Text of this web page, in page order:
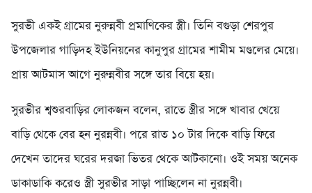
সুরভী একই গ্রামের নুরুন্নবী প্রমাণিকের স্ত্রী। তিনি বগুড়া শেরপুর
উপজেলার গাড়িদহ ইউনিয়নের কানুপুর গ্রামের শামীম মণ্ডলের মেয়ে।
প্রায় আটমাস আগে নুরুন্নবীর সঙ্গে তার বিয়ে হয়।
সুরভীর শ্বশুরবাড়ির লোকজন বলেন, রাতে স্ত্রীর সঙ্গে খাবার খেয়ে
বাড়ি থেকে বের হন নুরন্নবী। পরে রাত ১০ টার দিকে বাড়ি ফিরে
দেখেন তাদের ঘরের দরজা ভিতর থেকে আটকানো। ওই সময় অনেক
ডাকাডাকি করেও স্ত্রী সুরভীর সাড়া পাচ্ছিলেন না নুরন্নবী।